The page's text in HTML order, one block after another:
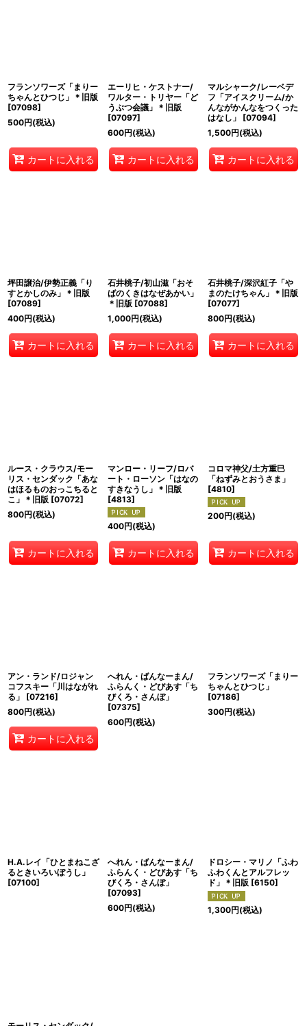
フランソワーズ「まりー
ちゃんとひつじ」＊旧版
[07098]
500円(税込)
カートに入れる
エーリヒ・ケストナー/
ワルター・トリヤー「ど
うぶつ会議」＊旧版
[07097]
600円(税込)
カートに入れる
マルシャーク/レーベデ
フ「アイスクリーム/か
んながかんなをつくった
はなし」
[07094]
1,500円(税込)
カートに入れる
坪田譲治/伊勢正義「り
すとかしのみ」＊旧版
[07089]
400円(税込)
カートに入れる
石井桃子/初山滋「おそ
ばのくきはなぜあかい」
＊旧版 [07088]
1,000円(税込)
カートに入れる
石井桃子/深沢紅子「や
まのたけちゃん」＊旧版
[07077]
800円(税込)
カートに入れる
ルース・クラウス/モー
リス・センダック「あな
はほるものおっこちると
こ」＊旧版 [07072]
800円(税込)
カートに入れる
マンロー・リーフ/ロバ
ート・ローソン「はなの
すきなうし」＊旧版
[4813]
400円(税込)
カートに入れる
コロマ神父/土方重巳
「ねずみとおうさま」
[4810]
200円(税込)
カートに入れる
アン・ランド/ロジャン
コフスキー「川はながれ
る」
[07216]
800円(税込)
カートに入れる
へれん・ばんなーまん/
ふらんく・どびあす「ち
びくろ・さんぼ」
[07375]
600円(税込)
フランソワーズ「まりー
ちゃんとひつじ」
[07186]
300円(税込)
H.A.レイ「ひとまねこざ
るときいろいぼうし」
[07100]
へれん・ばんなーまん/
ふらんく・どびあす「ち
びくろ・さんぼ」
[07093]
600円(税込)
ドロシー・マリノ「ふわ
ふわくんとアルフレッ
ド」＊旧版 [6150]
1,300円(税込)